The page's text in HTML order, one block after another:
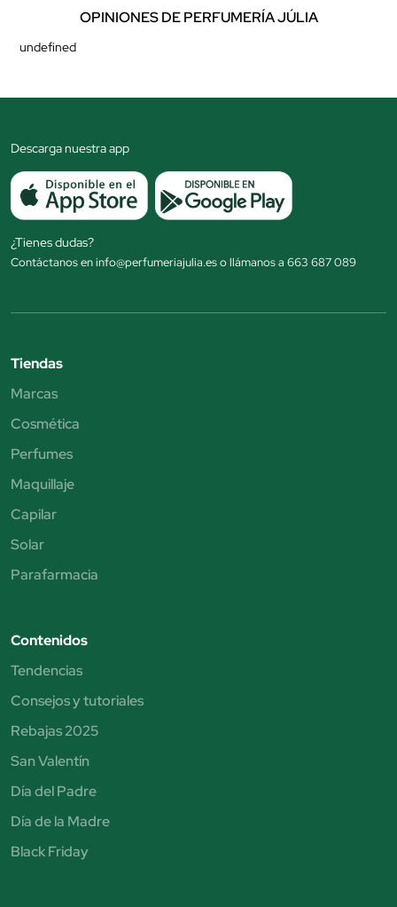
OPINIONES DE PERFUMERÍA JÚLIA
undefined
Descarga nuestra app
¿Tienes dudas?
Contáctanos en info@perfumeriajulia.es o llámanos a 663 687 089
Tiendas
Marcas
Cosmética
Perfumes
Maquillaje
Capilar
Solar
Parafarmacia
Contenidos
Tendencias
Consejos y tutoriales
Rebajas 2025
San Valentín
Día del Padre
Día de la Madre
Black Friday